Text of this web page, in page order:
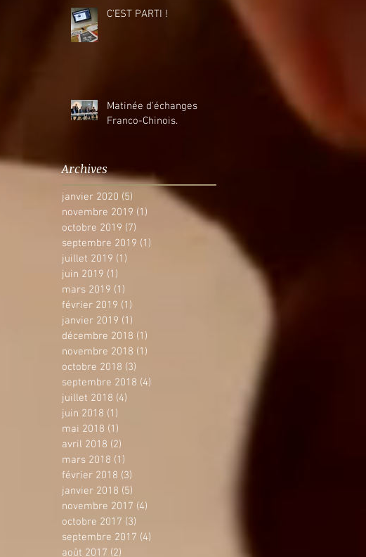
C'EST PARTI !
Matinée d'échanges
Franco-Chinois.
Archives
janvier 2020 (5) 5 posts
novembre 2019 (1)
octobre 2019 (7)
septembre 2019 (1)
juillet 2019 (1)
juin 2019 (1)
mars 2019 (1)
février 2019 (1)
janvier 2019 (1)
décembre 2018 (1)
novembre 2018 (1)
octobre 2018 (3)
septembre 2018 (4)
juillet 2018 (4)
juin 2018 (1)
mai 2018 (1)
avril 2018 (2)
mars 2018 (1)
février 2018 (3)
janvier 2018 (5)
novembre 2017 (4)
octobre 2017 (3)
septembre 2017 (4)
août 2017 (2)